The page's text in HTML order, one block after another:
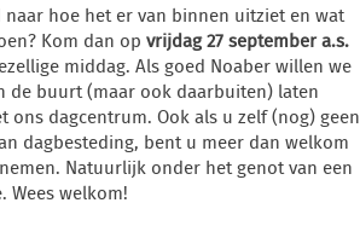
hoe het er van binnen uitziet en wat
Kom dan op vrijdag 27 september a.s.
middag. Als goed Noaber willen we
de buurt (maar ook daarbuiten) laten
ons dagcentrum. Ook als u zelf (nog) geen
dagbesteding, bent u meer dan welkom
Natuurlijk onder het genot van een
Wees welkom!